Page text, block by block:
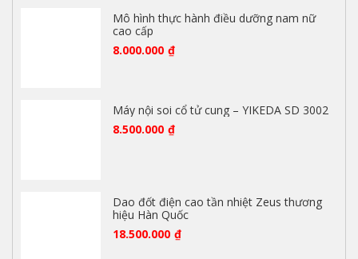
Mô hình thực hành điều dưỡng nam nữ
cao cấp
8.000.000 ₫
Máy nội soi cổ tử cung – YIKEDA SD 3002
8.500.000 ₫
Dao đốt điện cao tần nhiệt Zeus thương
hiệu Hàn Quốc
18.500.000 ₫